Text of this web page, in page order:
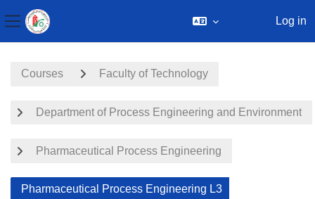
Side panel
Log in
Courses Faculty of Technology
Department of Process Engineering and Environment
Pharmaceutical Process Engineering
Pharmaceutical Process Engineering L3